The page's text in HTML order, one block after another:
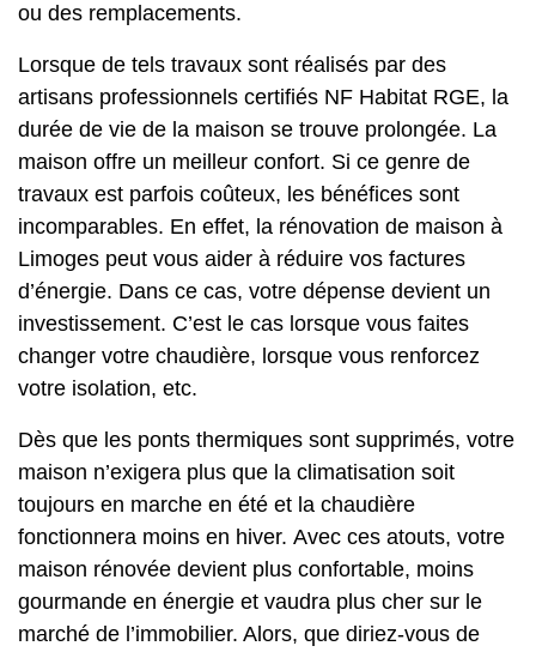
ou des remplacements.
Lorsque de tels travaux sont réalisés par des
artisans professionnels certifiés NF Habitat RGE, la
durée de vie de la maison se trouve prolongée. La
maison offre un meilleur confort. Si ce genre de
travaux est parfois coûteux, les bénéfices sont
incomparables. En effet, la rénovation de maison à
Limoges peut vous aider à réduire vos factures
d’énergie. Dans ce cas, votre dépense devient un
investissement. C’est le cas lorsque vous faites
changer votre chaudière, lorsque vous renforcez
votre isolation, etc.
Dès que les ponts thermiques sont supprimés, votre
maison n’exigera plus que la climatisation soit
toujours en marche en été et la chaudière
fonctionnera moins en hiver. Avec ces atouts, votre
maison rénovée devient plus confortable, moins
gourmande en énergie et vaudra plus cher sur le
marché de l’immobilier. Alors, que diriez-vous de